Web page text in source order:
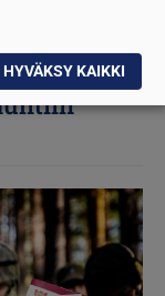
HYVÄKSY KAIKKI